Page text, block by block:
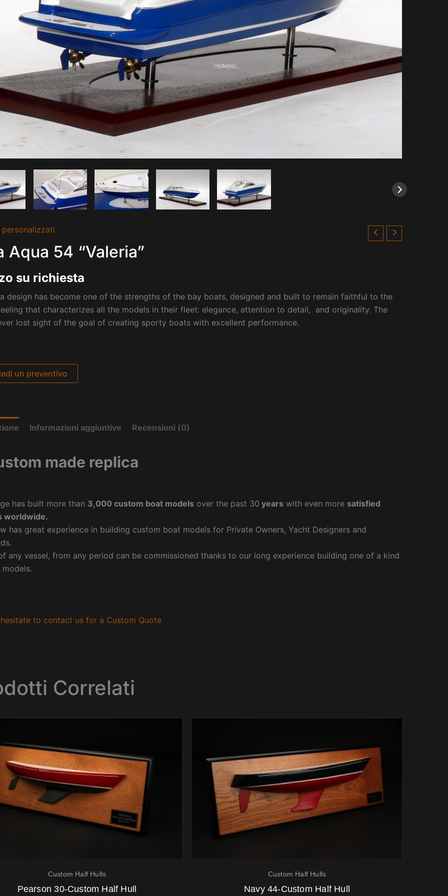
Aqua 54 “Valeria”
su richiesta
design has become one of the strengths of the bay boats, designed and built to remain faithful to the
that characterizes all the models in their fleet: elegance, attention to detail, and originality. The
lost sight of the goal of creating sporty boats with excellent performance.
un preventivo
Informazioni aggiuntive Recensioni (0)
made replica
has built more than 3,000 custom boat models over the past 30 years with even more satisfied
worldwide.
has great experience in building custom boat models for Private Owners, Yacht Designers and
any vessel, from any period can be commissioned thanks to our long experience building one of a kind
to contact us for a Custom Quote
Correlati
Custom Half Hulls
Pearson 30-Custom Half Hull
Custom Half Hulls
Navy 44-Custom Half Hull